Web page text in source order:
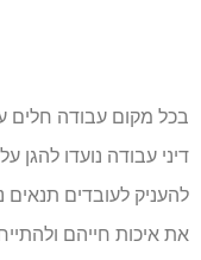
בכל מקום עבודה חלים
דיני עבודה נועדו להגן
להעניק לעובדים
את איכות חייהם